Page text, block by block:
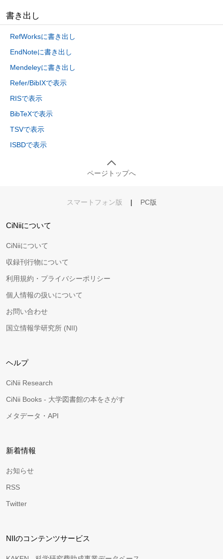
書き出し
RefWorksに書き出し
EndNoteに書き出し
Mendeleyに書き出し
Refer/BibIXで表示
RISで表示
BibTeXで表示
TSVで表示
ISBDで表示
ページトップへ
スマートフォン版 | PC版
CiNiiについて
CiNiiについて
収録刊行物について
利用規約・プライバシーポリシー
個人情報の扱いについて
お問い合わせ
国立情報学研究所 (NII)
ヘルプ
CiNii Research
CiNii Books - 大学図書館の本をさがす
メタデータ・API
新着情報
お知らせ
RSS
Twitter
NIIのコンテンツサービス